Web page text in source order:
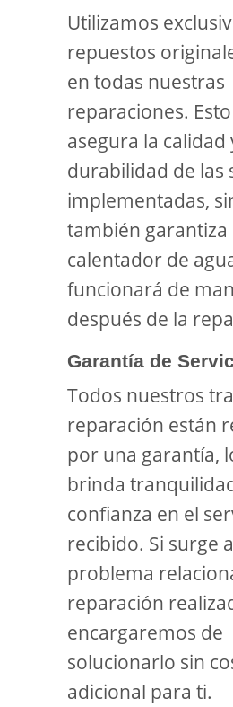
Utilizamos
repuestos
en todas nuestras
reparaciones.
asegura la calidad
durabilidad de las
implementadas,
también garantiza
calentador de
funcionará de
después de la
Garantía de
Todos nuestros
reparación están
por una garantía,
brinda
confianza en el
recibido. Si surge
problema
reparación
encargaremos de
solucionarlo sin
adicional para ti.